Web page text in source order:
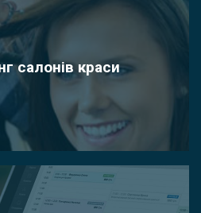
салонів краси